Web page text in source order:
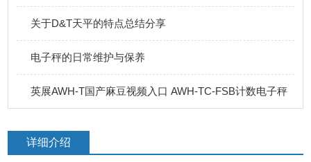
关于D&T天平的特点总结分享
电子秤的日常维护与保养
英展AWH-T国产麻豆视频入口 AWH-TC-FSB计数电子秤
详细介绍